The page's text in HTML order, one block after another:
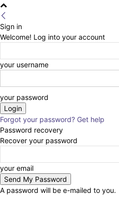
Sign in
Welcome! Log into your account
your username
your password
Forgot your password? Get help
Password recovery
Recover your password
your email
A password will be e-mailed to you.